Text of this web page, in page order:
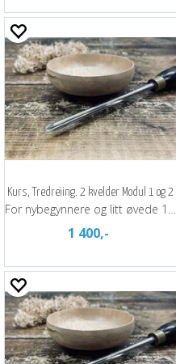
Kurs, Tredreiing. 2 kvelder Modul 1 og 2
For nybegynnere og litt øvede 11-12 juni
1 400,-